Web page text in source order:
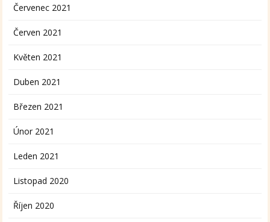
Červenec 2021
Červen 2021
Květen 2021
Duben 2021
Březen 2021
Únor 2021
Leden 2021
Listopad 2020
Říjen 2020